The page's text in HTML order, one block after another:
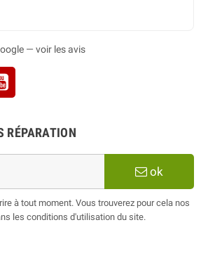
— voir les avis
RÉPARATION
ok
à tout moment. Vous trouverez pour cela nos
les conditions d'utilisation du site.